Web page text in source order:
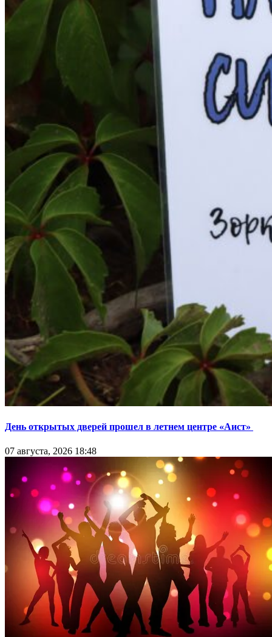
День открытых дверей прошел в летнем центре «Аист»
07 августа, 2026 18:48